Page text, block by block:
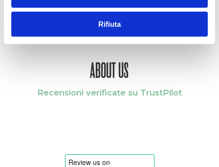
Rifiuta
ABOUT US
Recensioni verificate su TrustPilot